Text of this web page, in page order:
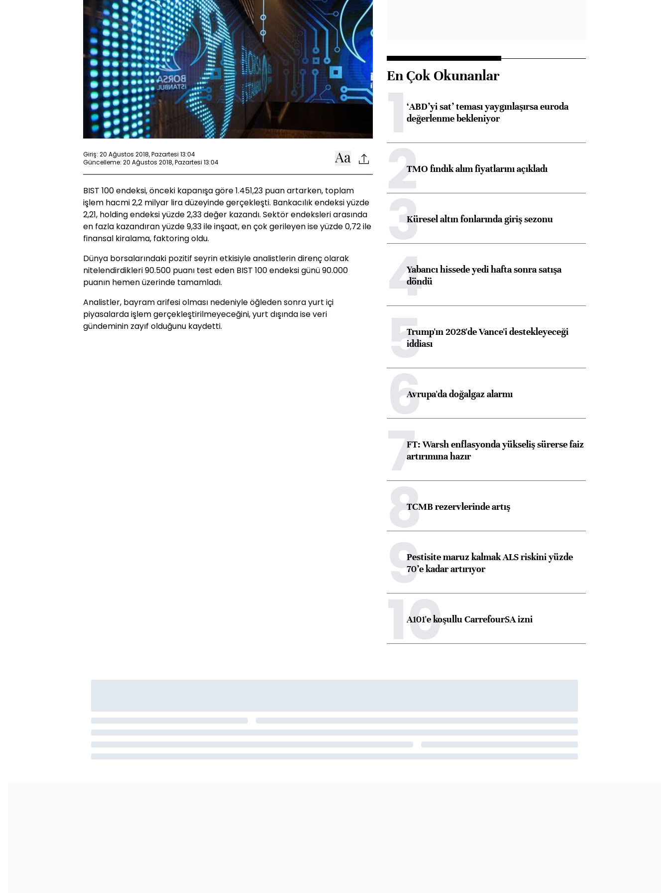
Giriş: 20 Ağustos 2018, Pazartesi 13:04
Güncelleme: 20 Ağustos 2018, Pazartesi 13:04
BIST 100 endeksi, önceki kapanışa göre 1.451,23 puan artarken, toplam
işlem hacmi 2,2 milyar lira düzeyinde gerçekleşti. Bankacılık endeksi yüzde
2,21, holding endeksi yüzde 2,33 değer kazandı. Sektör endeksleri arasında
en fazla kazandıran yüzde 9,33 ile inşaat, en çok gerileyen ise yüzde 0,72 ile
finansal kiralama, faktoring oldu.
Dünya borsalarındaki pozitif seyrin etkisiyle analistlerin direnç olarak
nitelendirdikleri 90.500 puanı test eden BIST 100 endeksi günü 90.000
puanın hemen üzerinde tamamladı.
Analistler, bayram arifesi olması nedeniyle öğleden sonra yurt içi
piyasalarda işlem gerçekleştirilmeyeceğini, yurt dışında ise veri
gündeminin zayıf olduğunu kaydetti.
En Çok Okunanlar
1‘ABD’yi sat’ teması yaygınlaşırsa euroda
değerlenme bekleniyor
2TMO fındık alım fiyatlarını açıkladı
3Küresel altın fonlarında giriş sezonu
4Yabancı hissede yedi hafta sonra satışa
döndü
5Trump'ın 2028'de Vance'i destekleyeceği
iddiası
6Avrupa'da doğalgaz alarmı
7FT: Warsh enflasyonda yükseliş sürerse faiz
artırımına hazır
8TCMB rezervlerinde artış
9Pestisite maruz kalmak ALS riskini yüzde
70’e kadar artırıyor
10
A101'e koşullu CarrefourSA izni